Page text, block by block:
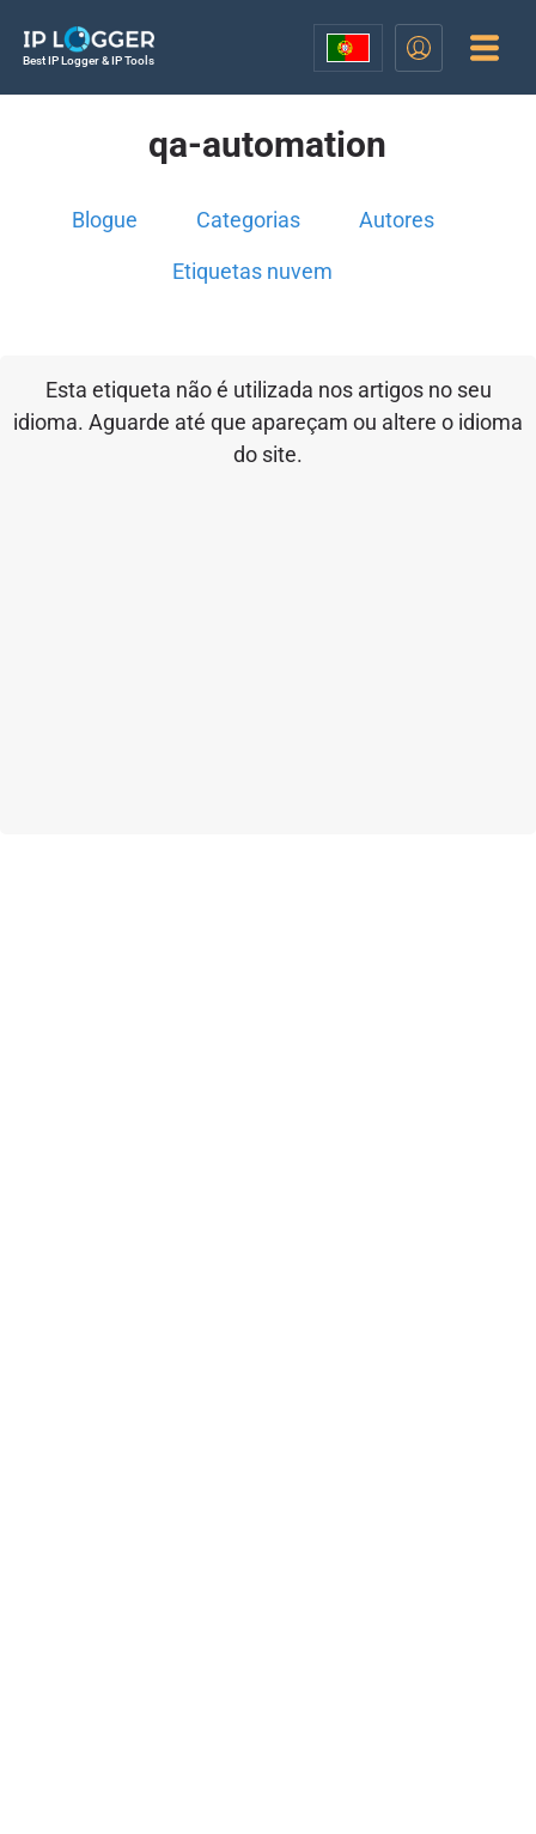
Best IP Logger & IP Tools
qa-automation
Blogue Categorias Autores
Etiquetas nuvem